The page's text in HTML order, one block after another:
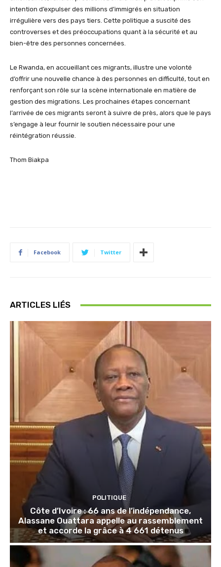
intention d’expulser des millions d’immigrés en situation
irrégulière vers des pays tiers. Cette politique a suscité des
controverses et des préoccupations quant à la sécurité et au
bien-être des personnes concernées.
Le Rwanda, en accueillant ces migrants, illustre une volonté
d’offrir une nouvelle chance à des personnes en difficulté, tout en
renforçant son rôle sur la scène internationale en matière de
gestion des migrations. Les prochaines étapes concernant
l’arrivée de ces migrants seront à suivre de près, alors que le pays
s’engage à leur fournir le soutien nécessaire pour une
réintégration réussie.
Thom Biakpa
Facebook Twitter
ARTICLES LIÉS
POLITIQUE
Côte d’Ivoire : 66 ans de l’indépendance,
Alassane Ouattara appelle au rassemblement
et accorde la grâce à 4 661 détenus